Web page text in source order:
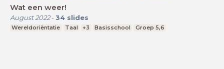
Wat een weer!
August 2022- 34 slides
Wereldoriëntatie Taal +3 Basisschool Groep 5,6